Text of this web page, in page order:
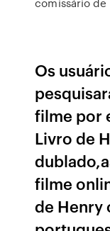
Os
filme por
Livro de
filme
de Henry